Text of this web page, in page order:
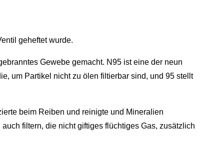
geheftet wurde.
Gewebe gemacht. N95 ist eine der neun
um Partikel nicht zu ölen filtierbar sind, und 95 stellt
beim Reiben und reinigte und Mineralien
filtern, die nicht giftiges flüchtiges Gas, zusätzlich